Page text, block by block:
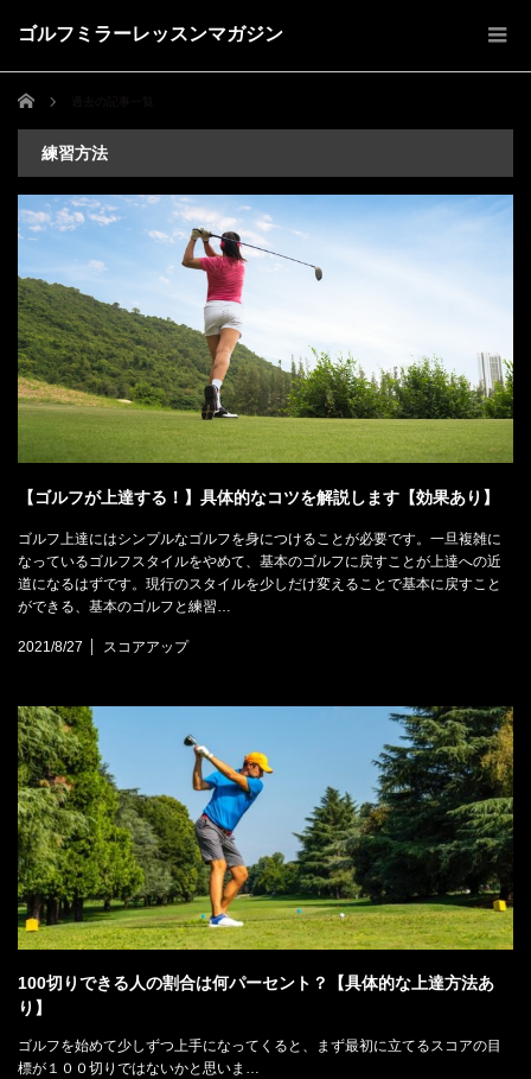
ゴルフミラーレッスンマガジン
ホーム
練習方法
【ゴルフが上達する！】具体的なコツを解説します【効果あり】
ゴルフ上達にはシンプルなゴルフを身につけることが必要です。一旦複雑に
なっているゴルフスタイルをやめて、基本のゴルフに戻すことが上達への近
道になるはずです。現行のスタイルを少しだけ変えることで基本に戻すこと
ができる、基本のゴルフと練習…
2021/8/27 スコアアップ
100切りできる人の割合は何パーセント？【具体的な上達方法あ
り】
ゴルフを始めて少しずつ上手になってくると、まず最初に立てるスコアの目
標が１００切りではないかと思いま…